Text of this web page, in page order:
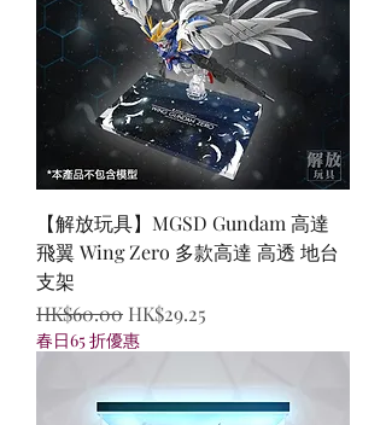
【解放玩具】MGSD Gundam 高達
飛翼 Wing Zero 多款高達 高透 地台
支架
一般價格
HK$60.00 促銷價格
HK$29.25
春日65 折優惠